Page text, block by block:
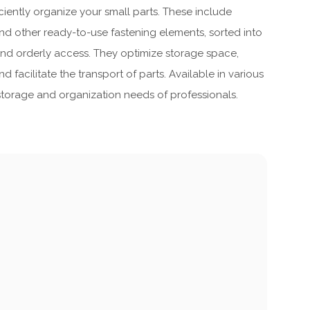
Machine à moteur combustion
Machines pneumatiques
Pièces détachées machines
organize your small parts. These include
other ready-to-use fastening elements, sorted into
orderly access. They optimize storage space,
facilitate the transport of parts. Available in various
and organization needs of professionals.